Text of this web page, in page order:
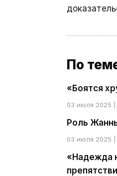
По
«Боятся
03 июля 2025 |
Роль
03 июля 2025 |
«Надежда